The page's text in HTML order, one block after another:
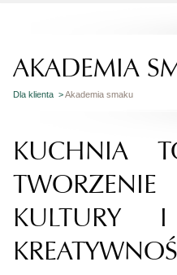
AKADEMIA
Dla klienta >Akademia smaku
KUCHNIA
KULTURY I